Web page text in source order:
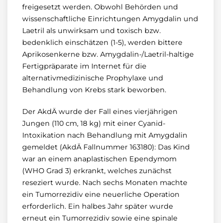
freigesetzt werden. Obwohl Behörden und
wissenschaftliche Einrichtungen Amygdalin und
Laetril als unwirksam und toxisch bzw.
bedenklich einschätzen (1-5), werden bittere
Aprikosenkerne bzw. Amygdalin-/Laetril-haltige
Fertigpräparate im Internet für die
alternativmedizinische Prophylaxe und
Behandlung von Krebs stark beworben.
Der AkdÄ wurde der Fall eines vierjährigen
Jungen (110 cm, 18 kg) mit einer Cyanid-
Intoxikation nach Behandlung mit Amygdalin
gemeldet (AkdÄ Fallnummer 163180): Das Kind
war an einem anaplastischen Ependymom
(WHO Grad 3) erkrankt, welches zunächst
reseziert wurde. Nach sechs Monaten machte
ein Tumorrezidiv eine neuerliche Operation
erforderlich. Ein halbes Jahr später wurde
erneut ein Tumorrezidiv sowie eine spinale